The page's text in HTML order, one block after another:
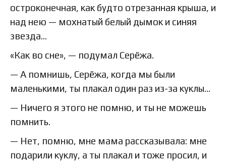
остроконечная, как будто отрезанная крыша, и
над нею — мохнатый белый дымок и синяя
звезда…
«Как во сне», — подумал Серёжа.
— А помнишь, Серёжа, когда мы были
маленькими, ты плакал один раз из-за куклы…
— Ничего я этого не помню, и ты не можешь
помнить.
— Нет, помню, мне мама рассказывала: мне
подарили куклу, а ты плакал и тоже просил, и